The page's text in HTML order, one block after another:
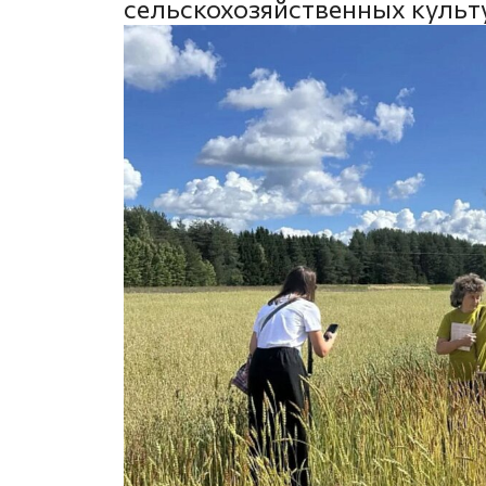
сельскохозяйственных